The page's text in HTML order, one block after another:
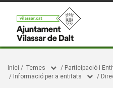
Inici / Temes / Participació i
/ Informació per a entitats /